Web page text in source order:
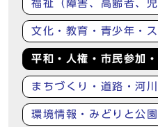
福祉（障害、高齢者、
文化・教育・青少年・
平和・人権・市民参加
まちづくり・道路・河
環境情報・みどりと公